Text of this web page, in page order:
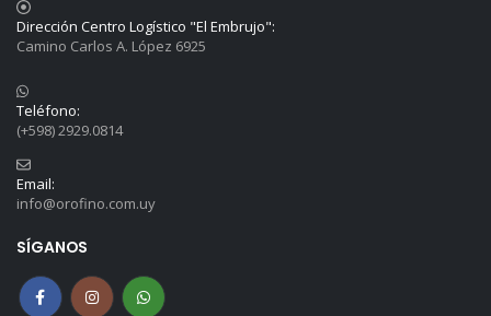
Dirección Centro Logístico "El Embrujo":
Camino Carlos A. López 6925
Teléfono:
(+598) 2929.0814
Email:
info@orofino.com.uy
SÍGANOS